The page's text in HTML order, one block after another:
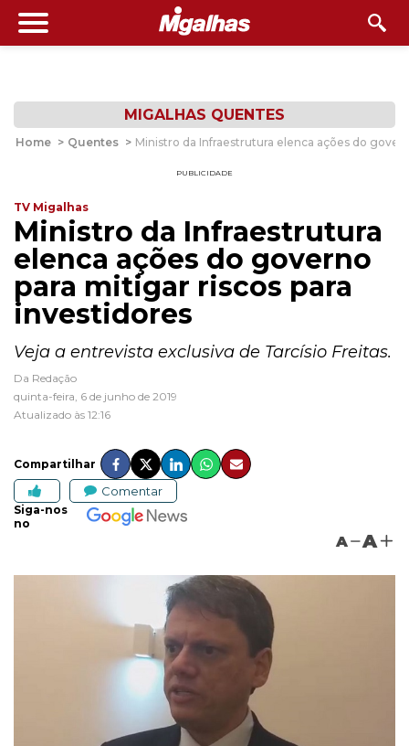
MIGALHAS QUENTES
Home > Quentes > Ministro da Infraestrutura elenca ações do
PUBLICIDADE
TV Migalhas
Ministro da Infraestrutura
elenca ações do governo
para mitigar riscos para
investidores
Veja a entrevista exclusiva de Tarcísio Freitas.
Da Redação
quinta-feira, 6 de junho de 2019
Atualizado às 12:16
Compartilhar
Comentar
Siga-nos
no
A A